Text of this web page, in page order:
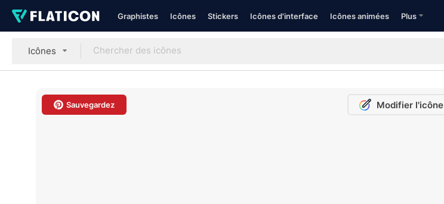
Graphistes Icônes Stickers Icônes d'interface Icônes animées Plus
Icônes
Sauvegardez Modifier l'icône